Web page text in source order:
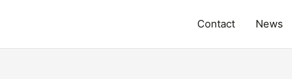
Contact News